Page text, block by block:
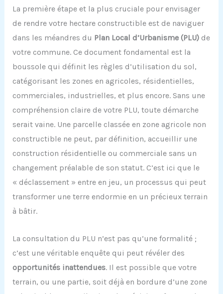
La première étape et la plus cruciale pour envisager
de rendre votre hectare constructible est de naviguer
dans les méandres du Plan Local d’Urbanisme (PLU)de
votre commune. Ce document fondamental est la
boussole qui définit les règles d’utilisation du sol,
catégorisant les zones en agricoles, résidentielles,
commerciales, industrielles, et plus encore. Sans une
compréhension claire de votre PLU, toute démarche
serait vaine. Une parcelle classée en zone agricole non
constructible ne peut, par définition, accueillir une
construction résidentielle ou commerciale sans un
changement préalable de son statut. C’est ici que le
« déclassement » entre en jeu, un processus qui peut
transformer une terre endormie en un précieux terrain
à bâtir.
La consultation du PLU n’est pas qu’une formalité ;
c’est une véritable enquête qui peut révéler des
opportunités inattendues. Il est possible que votre
terrain, ou une partie, soit déjà en bordure d’une zone